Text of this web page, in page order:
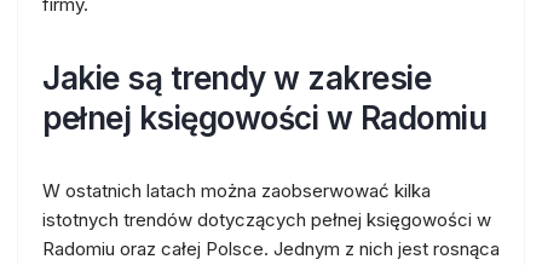
Jakie są trendy w zakresie
pełnej księgowości w Radomiu
W ostatnich latach można zaobserwować kilka
istotnych trendów dotyczących pełnej księgowości w
Radomiu oraz całej Polsce. Jednym z nich jest rosnąca